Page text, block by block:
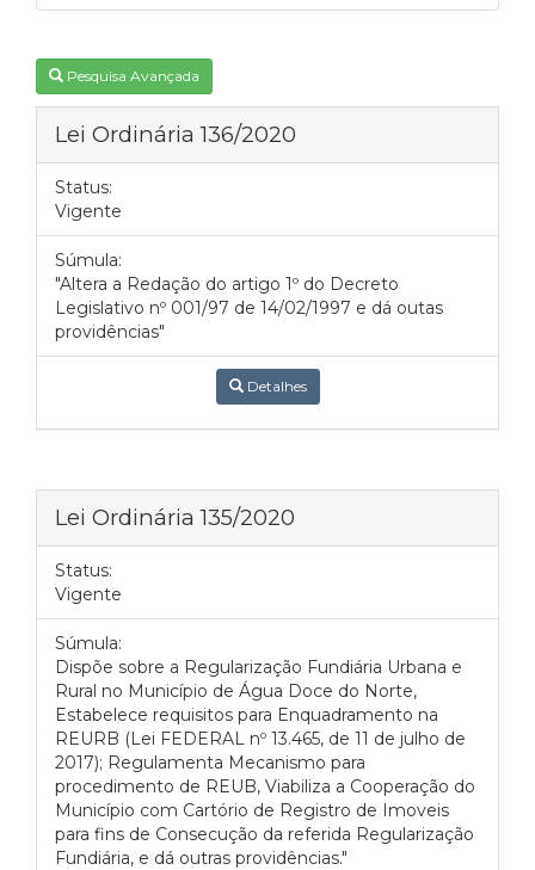
Pesquisa Avançada
Lei Ordinária 136/2020
Status:
Vigente
Súmula:
"Altera a Redação do artigo 1º do Decreto
Legislativo nº 001/97 de 14/02/1997 e dá outas
providências"
Detalhes
Lei Ordinária 135/2020
Status:
Vigente
Súmula:
Dispõe sobre a Regularização Fundiária Urbana e
Rural no Município de Água Doce do Norte,
Estabelece requisitos para Enquadramento na
REURB (Lei FEDERAL nº 13.465, de 11 de julho de
2017); Regulamenta Mecanismo para
procedimento de REUB, Viabiliza a Cooperação do
Município com Cartório de Registro de Imoveis
para fins de Consecução da referida Regularização
Fundiária, e dá outras providências."